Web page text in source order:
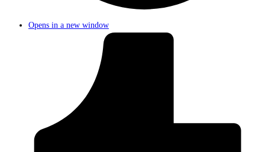
Opens in a new window